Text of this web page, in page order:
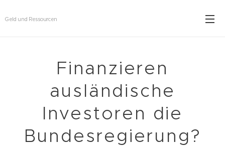
Geld und Ressourcen
Finanzieren
ausländische
Investoren die
Bundesregierung?